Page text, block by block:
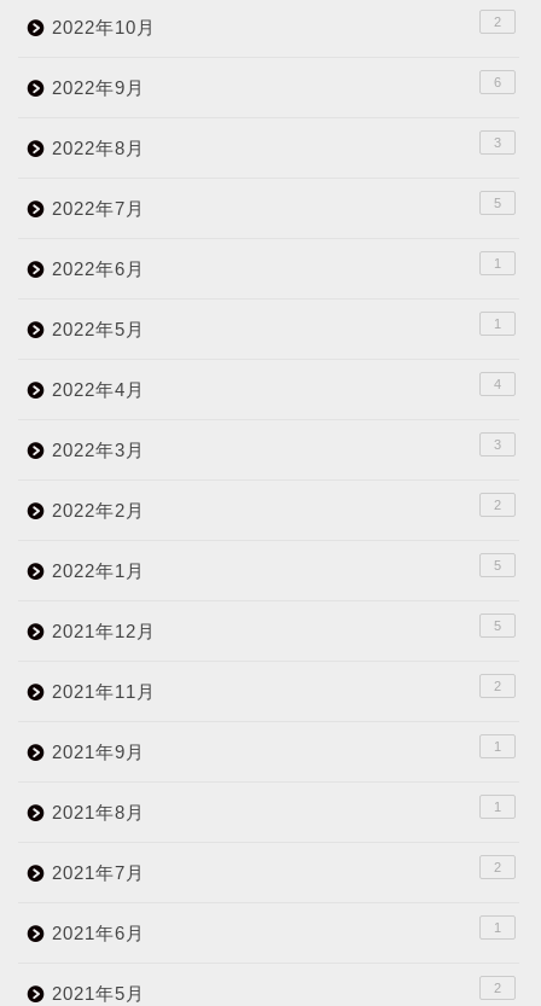
2022年10月 2
2022年9月 6
2022年8月 3
2022年7月 5
2022年6月 1
2022年5月 1
2022年4月 4
2022年3月 3
2022年2月 2
2022年1月 5
2021年12月 5
2021年11月 2
2021年9月 1
2021年8月 1
2021年7月 2
2021年6月 1
2021年5月 2